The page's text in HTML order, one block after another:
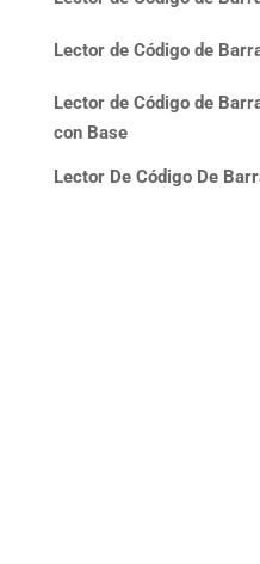
Lector de Código de
Lector de Código de
con Base
Lector De Código De